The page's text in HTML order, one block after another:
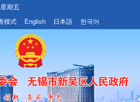
期五
模式 English 日本語 한국어